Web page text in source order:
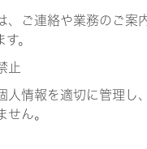
ご連絡や業務のご案
。
止
人情報を適切に管理し
ん。